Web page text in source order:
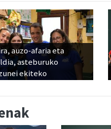
auzo-afaria eta
asteburuko
ekiteko